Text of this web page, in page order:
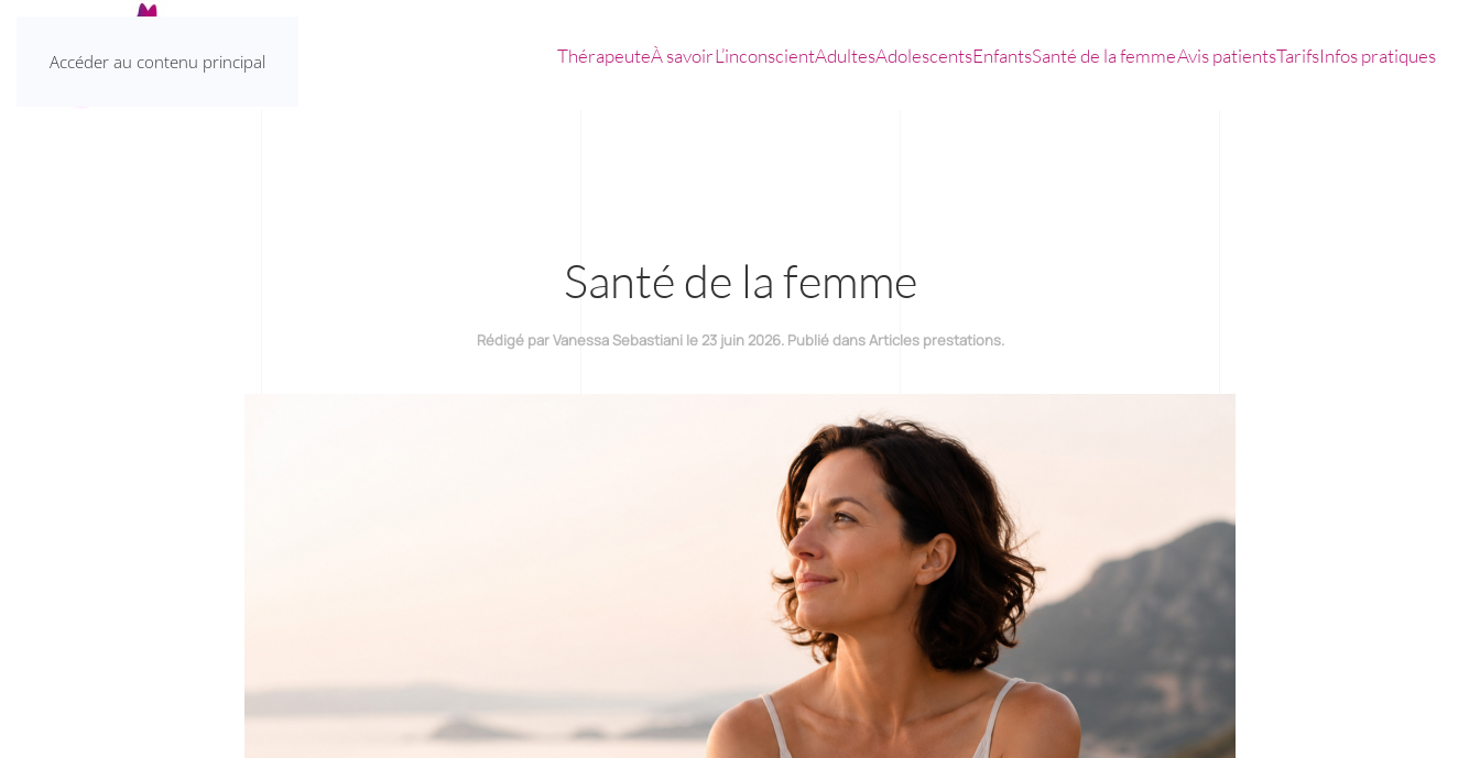
Accéder au contenu principal ThérapeuteÀ savoirL’inconscientAdultesAdolescentsEnfantsSanté de la femmeAvis patientsTarifsInfos pratiques
Santé de la femme
Rédigé par Vanessa Sebastiani le23 juin 2026. Publié dansArticles prestations.